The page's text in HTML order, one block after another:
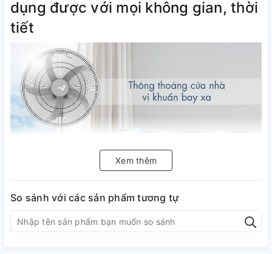
dụng được với mọi không gian, thời
tiết
Quạt Asia thiết kế 5 cánh với màu
sắc hiện đại, kiểu dáng đơn giản,
tạo nét sang trọng và thanh lịch
Xem thêm
So sánh với các sản phẩm tương tự